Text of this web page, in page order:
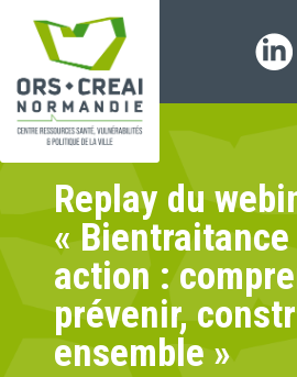
Replay du
« Bientraitance
action :
prévenir,
ensemble »
Panneau de gestion des cookies